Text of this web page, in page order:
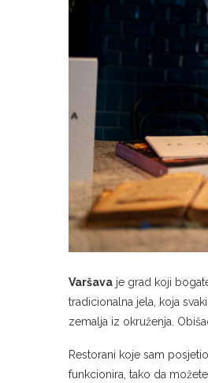
Varšava je grad koji
tradicionalna jela, koja
zemalja iz okruženja.
Restorani koje sam
funkcionira, tako da